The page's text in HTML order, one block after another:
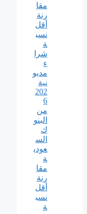
مقا
رنة
أقل
نسب
ة
شرا
ء
مديو
نية
202
6
من
البنو
ك
الس
عودي
ة
مقا
رنة
أقل
نسب
ة